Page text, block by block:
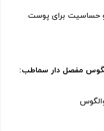
و حساسیت برای پوست
مفصل دار سماطب: